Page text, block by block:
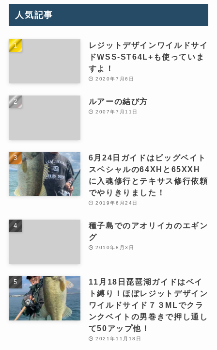
人気記事
レジットデザインワイルドサイ
ドWSS-ST64L+も使っていま
すよ！
2020年7月6日
ルアーの結び方
2007年7月11日
6月24日ガイドはビッグベイト
スペシャルの64XHと65XXH
に入魂修行とテキサス修行依頼
でやりきりました！
2019年6月24日
種子島でのアオリイカのエギン
グ
2010年8月3日
11月18日琵琶湖ガイドはベイ
ト縛り！ほぼレジットデザイン
ワイルドサイド７３MLでクラ
ンクベイトの男巻きで押し通し
て50アップ他！
2021年11月18日